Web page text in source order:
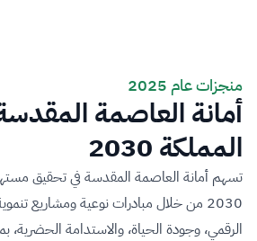
منجزات عام 2025
أمانة العاصمة
المملكة 2030
تسهم أمانة العاصمة المقدسة في تحقيق
2030 من خلال مبادرات نوعية ومشاريع
الرقمي، وجودة الحياة، والاستدامة الحضرية،